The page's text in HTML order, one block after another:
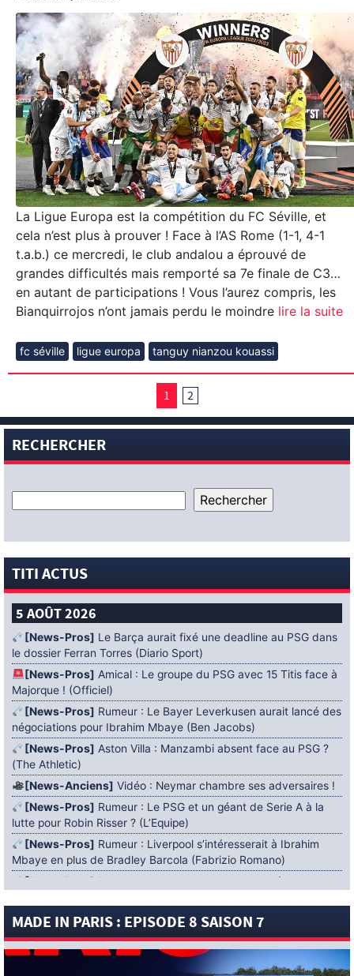
La Ligue Europa est la compétition du FC Séville, et
cela n’est plus à prouver ! Face à l’AS Rome (1-1, 4-1
t.a.b.) ce mercredi, le club andalou a éprouvé de
grandes difficultés mais remporté sa 7e finale de C3…
en autant de participations ! Vous l’aurez compris, les
Bianquirrojos n’ont jamais perdu le moindre lire la suite
fc séville ligue europa tanguy nianzou kouassi
1 2
RECHERCHER
TITI ACTUS
5 AOÛT 2026
[News-Pros] Le Barça aurait fixé une deadline au PSG dans
le dossier Ferran Torres (Diario Sport)
[News-Pros] Amical : Le groupe du PSG avec 15 Titis face à
Majorque ! (Officiel)
[News-Pros] Rumeur : Le Bayer Leverkusen aurait lancé des
négociations pour Ibrahim Mbaye (Ben Jacobs)
[News-Pros] Aston Villa : Manzambi absent face au PSG ?
(The Athletic)
[News-Anciens] Vidéo : Neymar chambre ses adversaires !
[News-Pros] Rumeur : Le PSG et un géant de Serie A à la
lutte pour Robin Risser ? (L’Equipe)
[News-Pros] Rumeur : Liverpool s’intéresserait à Ibrahim
Mbaye en plus de Bradley Barcola (Fabrizio Romano)
[News-Pros]
Rumeur : Accord contractuel trouvé entre le
[News-Pros]Rumeur : Le PSG aurait lancé un ultimatum
4 AOÛT 2026
MADE IN PARIS : EPISODE 8 SAISON 7